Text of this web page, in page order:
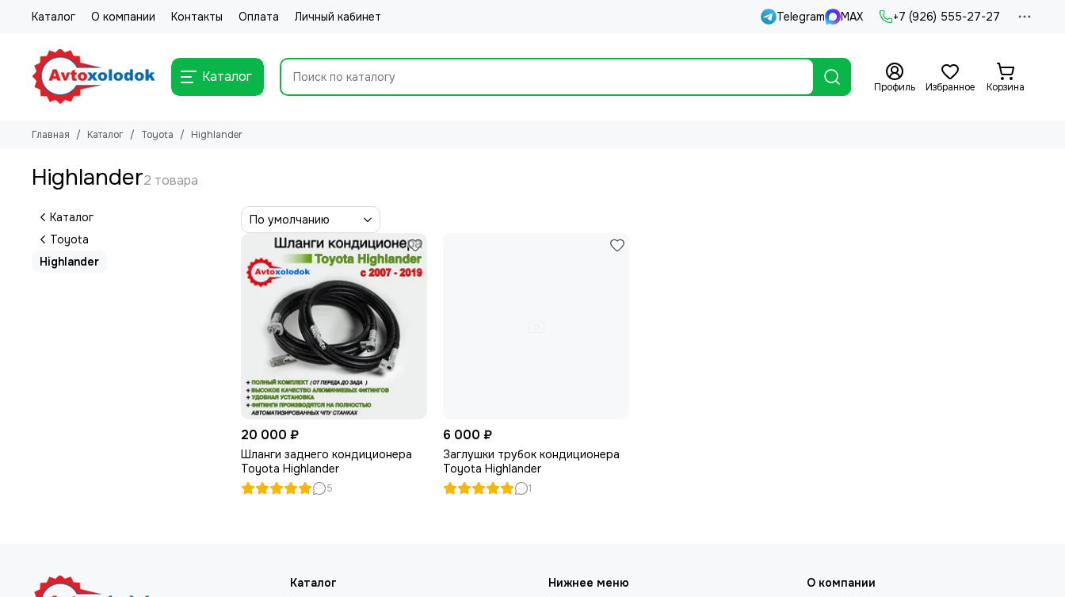
Каталог О компании Контакты Оплата Личный кабинет Telegram MAX +7 (926) 555-27-27
Каталог
Профиль Избранное Корзина
Главная Каталог Toyota Highlander
Highlander
20 000 ₽
Шланги заднего кондиционера
Toyota Highlander
5
6 000 ₽
Заглушки трубок кондиционера
Toyota Highlander
1
Каталог
Toyota
Highlander
Каталог
Нижнее меню
О компании